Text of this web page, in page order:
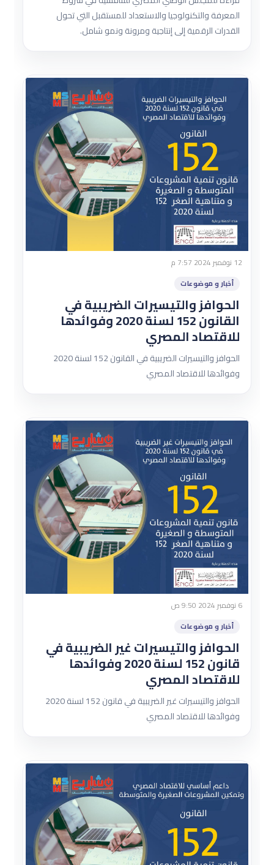
المعرفة والتكنولوجيا والاستعداد للمستقبل التي تحول
القدرات الرقمية إلى إنتاجية ومرونة ونمو شامل.
12 نوفمبر 2024 7:57 م
أخبار و موضوعات
الحوافز والتيسيرات الضريبية في
القانون 152 لسنة 2020 وفوائدها
للاقتصاد المصري
الحوافز والتيسيرات الضريبية في القانون 152 لسنة 2020
وفوائدها للاقتصاد المصري
6 نوفمبر 2024 9:50 ص
أخبار و موضوعات
الحوافز والتيسيرات غير الضريبية في
قانون 152 لسنة 2020 وفوائدها
للاقتصاد المصري
الحوافز والتيسيرات غير الضريبية في قانون 152 لسنة 2020
وفوائدها للاقتصاد المصري